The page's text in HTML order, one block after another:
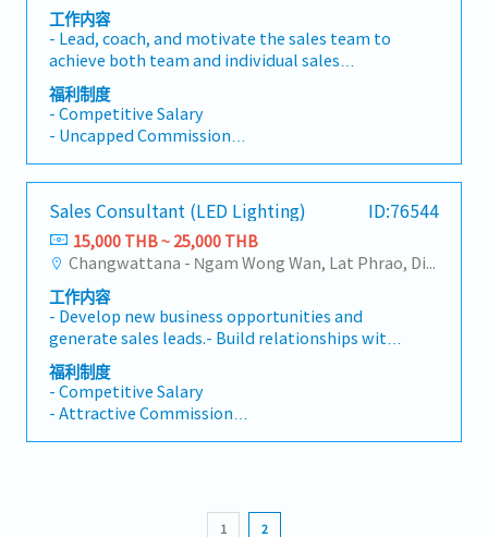
工作内容
- Lead, coach, and motivate the sales team to
achieve both team and individual sales
targets.- Develop and execute sales strategies
and business plans to maximize revenue.- Drive
project sales, particularly within government
organizations and public sector projects.- Set
sales direction across different market
segments and monitor team KPIs.- Prepare
sales reports, forecasts, and performance
presentations for management.- Build and
maintain strong customer relationships
through regular client visits.- Resolve sales-
related issues and ensure smooth project
execution.- Ensure all sales activities comply
with company policies and business objectives.
福利制度
- Competitive Salary
- Uncapped Commission
- BUPA Health Insurance
- Social Security
- Career Growth Opportunities
Sales Consultant (LED Lighting) ID:76544
15,000 THB ~ 25,000 THB
Changwattana - Ngam Wong Wan, Lat Phrao, Din Daeng/Vibhavadi/Don Muang, Sai Mai, Lak Si
工作内容
- Develop new business opportunities and
generate sales leads.- Build relationships with
government organizations, municipalities,
contractors, and industrial customers.- Visit
customers to understand their requirements
and recommend suitable lighting solutions.-
Conduct sales presentations and product
sales reports and maintain customer
福利制度
- Competitive Salary
- Attractive Commission
1 2